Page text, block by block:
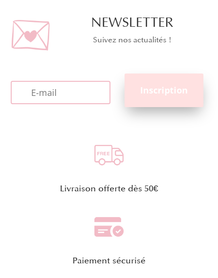
NEWSLETTER
Suivez nos actualités !
Livraison offerte dès 50€
Paiement sécurisé